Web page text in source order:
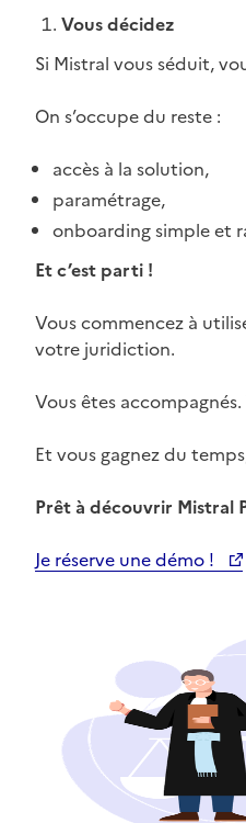
Vous décidez
Si Mistral vous séduit,
On s’occupe du reste :
accès à la solution,
paramétrage,
onboarding simple et
Et c’est parti !
Vous commencez à
votre juridiction.
Vous êtes
Et vous gagnez du
Prêt à découvrir Mistral
Je réserve une démo !